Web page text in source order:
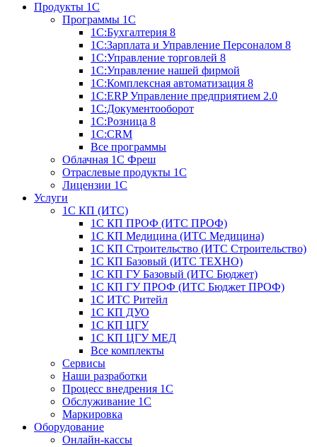
Продукты 1С
Программы 1С
1С:Бухгалтерия 8
1С:Зарплата и Управление Персоналом 8
1С:Управление торговлей 8
1С:Управление нашей фирмой
1С:Комплексная автоматизация 8
1С:ERP Управление предприятием 2.0
1С:Документооборот
1С:Розница 8
1С:CRM
Все программы
Облачная 1С Фреш
Отраслевые продукты 1С
Лицензии 1С
Услуги
1С КП (ИТС)
1С КП ПРОФ (ИТС ПРОФ)
1С КП Медицина (ИТС Медицина)
1С КП Строительство (ИТС Строительство)
1С КП Базовый (ИТС ТЕХНО)
1С КП ГУ Базовый (ИТС Бюджет)
1С КП ГУ ПРОФ (ИТС Бюджет ПРОФ)
1С ИТС Ритейл
1С КП ДУО
1С КП ЦГУ
1С КП ЦГУ МЕД
Все комплекты
Сервисы
Наши разработки
Процесс внедрения 1С
Обслуживание 1С
Маркировка
Оборудование
Онлайн-кассы